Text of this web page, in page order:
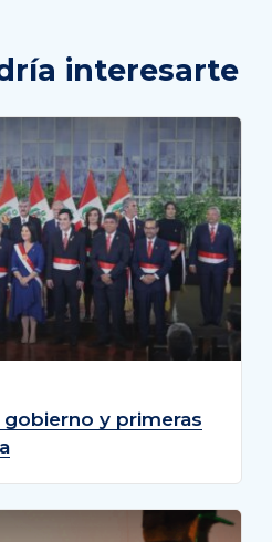
interesarte
y primeras